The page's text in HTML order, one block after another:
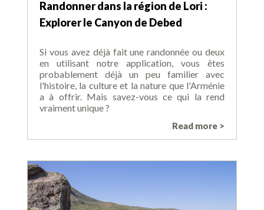
Randonner dans la région de Lori :
Explorer le Canyon de Debed
Si vous avez déjà fait une randonnée ou deux
en utilisant notre application, vous êtes
probablement déjà un peu familier avec
l'histoire, la culture et la nature que l'Arménie
a à offrir. Mais savez-vous ce qui la rend
vraiment unique ?
Read more >